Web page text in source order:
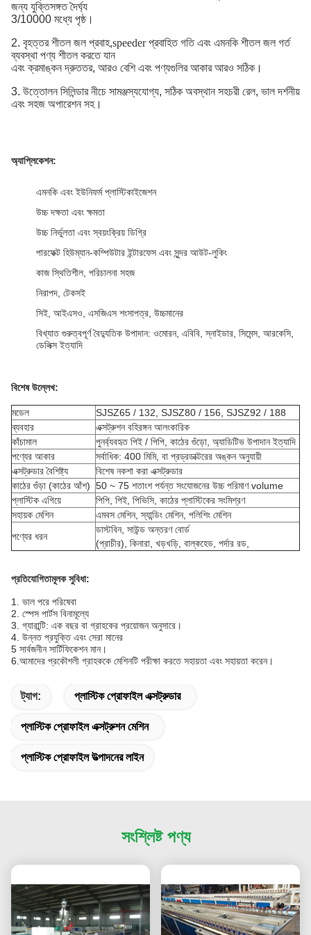
জন্য যুক্তিসঙ্গত দৈর্ঘ্য
3/10000 মধ্যে পৃষ্ঠ।
2. বৃহত্তর শীতল জল প্রবাহ,speederপ্রবাহিত গতি এবং এমনকি শীতল জল গর্ত
ব্যবস্থা পণ্য শীতল করতে যান
এবং ক্রমাঙ্কন দ্রুততর, আরও বেশি এবং পণ্যগুলির আকার আরও সঠিক।
3. উত্তোলন সিলিন্ডার নীচে সামঞ্জস্যযোগ্য, সঠিক অবস্থান সহচরী রেল, ভাল দর্শনীয়
এবং সহজ অপারেশন সহ।
অ্যাপ্লিকেশন:
এমনকি এবং ইউনিফর্ম প্লাস্টিকাইজেশন
উচ্চ দক্ষতা এবং ক্ষমতা
উচ্চ নির্ভুলতা এবং স্বয়ংক্রিয় ডিগ্রি
পারফেক্ট হিউম্যান-কম্পিউটার ইন্টারফেস এবং সুন্দর আউট-লুকিং
কাজ স্থিতিশীল, পরিচালনা সহজ
নিরাপদ, টেকসই
সিই, আইএসও, এসজিএস শংসাপত্র, উচ্চমানের
বিখ্যাত গুরুত্বপূর্ণ বৈদ্যুতিক উপাদান: ওমোরন, এবিবি, স্নাইডার, সিমেন্স, আরকেসি,
ডেলিক্স ইত্যাদি
বিশেষ উল্লেখ:
মডেল
SJSZ65 / 132, SJSZ80 / 156, SJSZ92 / 188
ব্যবহার
এক্সট্রুশন বহিরঙ্গন আলংকারিক
কাঁচামাল
পুনর্ব্যবহৃত পিই / পিপি, কাঠের গুঁড়ো, অ্যাডিটিভ উপাদান ইত্যাদি
পণ্যের আকার
সর্বাধিক: 400 মিমি, বা প্রড্রডাক্টরের অঙ্কন অনুযায়ী
এক্সট্রুডার বৈশিষ্ট্য
বিশেষ নকশা করা এক্সট্রুডার
কাঠের গুঁড়া (কাঠের আঁশ) 50 ~ 75 শতাংশ পর্যন্ত সংযোজনের উচ্চ পরিমাণ volume
প্লাস্টিক এগিয়ে
পিপি, পিই, পিভিসি, কাঠের প্লাস্টিকের সংমিশ্রণ
সহায়ক মেশিন
এমবস মেশিন, স্যান্ডিং মেশিন, পলিশিং মেশিন
পণ্যের ধরন
ডাস্টবিন, সাউন্ড অন্তরণ বোর্ড
(প্রাচীর), কিনারা, খড়খড়ি, বাল্কহেড, পর্দার রড,
প্রতিযোগিতামূলক সুবিধা:
1. ভাল পরে পরিষেবা
2. স্পেস পার্টস বিনামূল্যে
3. গ্যারান্টি: এক বছর বা গ্রাহকের প্রয়োজন অনুসারে।
4. উন্নত প্রযুক্তি এবং সেরা মানের
5 সার্বজনীন সার্টিফিকেশন মান।
6.আমাদের প্রকৌশলী গ্রাহককে মেশিনটি পরীক্ষা করতে সহায়তা এবং সহায়তা করেন।
ট্যাগ: প্লাস্টিক প্রোফাইল এক্সট্রুডার
প্লাস্টিক প্রোফাইল এক্সট্রুশন মেশিন
প্লাস্টিক প্রোফাইল উত্পাদনের লাইন
সংশ্লিষ্ট পণ্য